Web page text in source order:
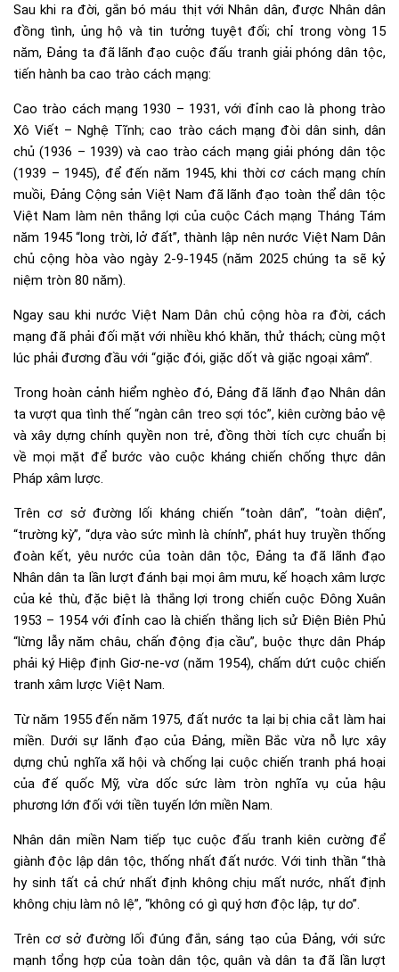
Sau khi ra đời, gắn bó máu thịt với Nhân dân, được Nhân dân
đồng tình, ủng hộ và tin tưởng tuyệt đối; chỉ trong vòng 15
năm, Đảng ta đã lãnh đạo cuộc đấu tranh giải phóng dân tộc,
tiến hành ba cao trào cách mạng:
Cao trào cách mạng 1930 – 1931, với đỉnh cao là phong trào
Xô Viết – Nghệ Tĩnh; cao trào cách mạng đòi dân sinh, dân
chủ (1936 – 1939) và cao trào cách mạng giải phóng dân tộc
(1939 – 1945), để đến năm 1945, khi thời cơ cách mạng chín
muồi, Đảng Cộng sản Việt Nam đã lãnh đạo toàn thể dân tộc
Việt Nam làm nên thắng lợi của cuộc Cách mạng Tháng Tám
năm 1945 “long trời, lở đất”, thành lập nên nước Việt Nam Dân
chủ cộng hòa vào ngày 2-9-1945 (năm 2025 chúng ta sẽ kỷ
niệm tròn 80 năm).
Ngay sau khi nước Việt Nam Dân chủ cộng hòa ra đời, cách
mạng đã phải đối mặt với nhiều khó khăn, thử thách; cùng một
lúc phải đương đầu với “giặc đói, giặc dốt và giặc ngoại xâm”.
Trong hoàn cảnh hiểm nghèo đó, Đảng đã lãnh đạo Nhân dân
ta vượt qua tình thế “ngàn cân treo sợi tóc”, kiên cường bảo vệ
và xây dựng chính quyền non trẻ, đồng thời tích cực chuẩn bị
về mọi mặt để bước vào cuộc kháng chiến chống thực dân
Pháp xâm lược.
Trên cơ sở đường lối kháng chiến “toàn dân”, “toàn diện”,
“trường kỳ”, “dựa vào sức mình là chính”, phát huy truyền thống
đoàn kết, yêu nước của toàn dân tộc, Đảng ta đã lãnh đạo
Nhân dân ta lần lượt đánh bại mọi âm mưu, kế hoạch xâm lược
của kẻ thù, đặc biệt là thắng lợi trong chiến cuộc Đông Xuân
1953 – 1954 với đỉnh cao là chiến thắng lịch sử Điện Biên Phủ
“lừng lẫy năm châu, chấn động địa cầu”, buộc thực dân Pháp
phải ký Hiệp định Giơ-ne-vơ (năm 1954), chấm dứt cuộc chiến
tranh xâm lược Việt Nam.
Từ năm 1955 đến năm 1975, đất nước ta lại bị chia cắt làm hai
miền. Dưới sự lãnh đạo của Đảng, miền Bắc vừa nỗ lực xây
dựng chủ nghĩa xã hội và chống lại cuộc chiến tranh phá hoại
của đế quốc Mỹ, vừa dốc sức làm tròn nghĩa vụ của hậu
phương lớn đối với tiền tuyến lớn miền Nam.
Nhân dân miền Nam tiếp tục cuộc đấu tranh kiên cường để
giành độc lập dân tộc, thống nhất đất nước. Với tinh thần “thà
hy sinh tất cả chứ nhất định không chịu mất nước, nhất định
không chịu làm nô lệ”, “không có gì quý hơn độc lập, tự do”.
Trên cơ sở đường lối đúng đắn, sáng tạo của Đảng, với sức
mạnh tổng hợp của toàn dân tộc, quân và dân ta đã lần lượt